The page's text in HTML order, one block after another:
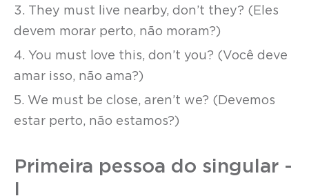
3. They must live nearby, don’t they? (Eles
devem morar perto, não moram?)
4. You must love this, don’t you? (Você deve
amar isso, não ama?)
5. We must be close, aren’t we? (Devemos
estar perto, não estamos?)
Primeira pessoa do singular -